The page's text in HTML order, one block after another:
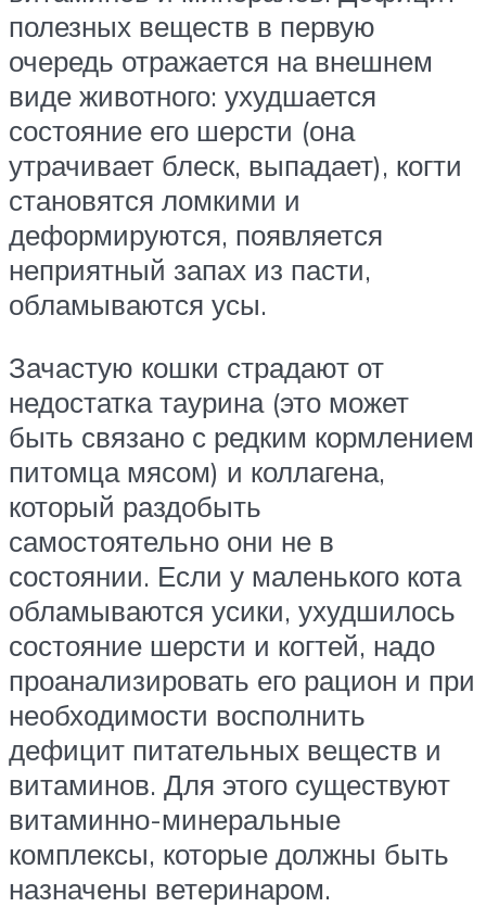
полезных веществ в первую
очередь отражается на внешнем
виде животного: ухудшается
состояние его шерсти (она
утрачивает блеск, выпадает), когти
становятся ломкими и
деформируются, появляется
неприятный запах из пасти,
обламываются усы.
Зачастую кошки страдают от
недостатка таурина (это может
быть связано с редким кормлением
питомца мясом) и коллагена,
который раздобыть
самостоятельно они не в
состоянии. Если у маленького кота
обламываются усики, ухудшилось
состояние шерсти и когтей, надо
проанализировать его рацион и при
необходимости восполнить
дефицит питательных веществ и
витаминов. Для этого существуют
витаминно-минеральные
комплексы, которые должны быть
назначены ветеринаром.